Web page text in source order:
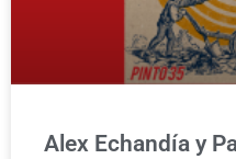
Alex Echandía y